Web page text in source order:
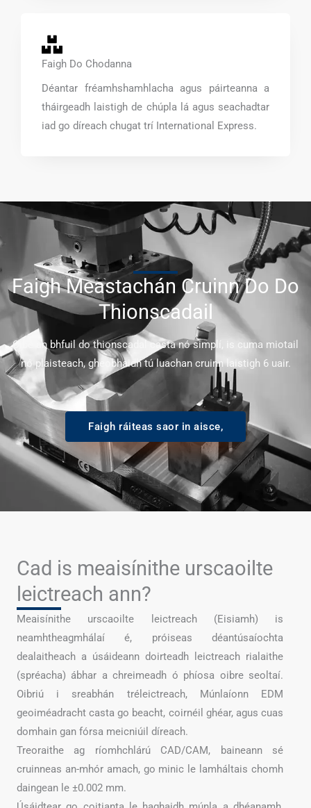
Faigh Do Chodanna
Déantar fréamhshamhlacha agus páirteanna a
tháirgeadh laistigh de chúpla lá agus seachadtar
iad go díreach chugat trí International Express.
Faigh Meastachán Cruinn Do Do
Thionscadail
Cibé an bhfuil do thionscadal casta nó simplí, is cuma miotail
nó plaisteach, gheobhaidh tú luachan cruinn laistigh 6 uair.
Faigh ráiteas saor in aisce,
Cad is meaisínithe urscaoilte
leictreach ann?
Meaisínithe urscaoilte leictreach (Eisiamh) is
neamhtheagmhálaí é, próiseas déantúsaíochta
dealaitheach a úsáideann doirteadh leictreach rialaithe
(spréacha) ábhar a chreimeadh ó phíosa oibre seoltaí.
Oibriú i sreabhán tréleictreach, Múnlaíonn EDM
geoiméadracht casta go beacht, coirnéil ghéar, agus cuas
domhain gan fórsa meicniúil díreach.
Treoraithe ag ríomhchlárú CAD/CAM, baineann sé
cruinneas an-mhór amach, go minic le lamháltais chomh
daingean le ±0.002 mm.